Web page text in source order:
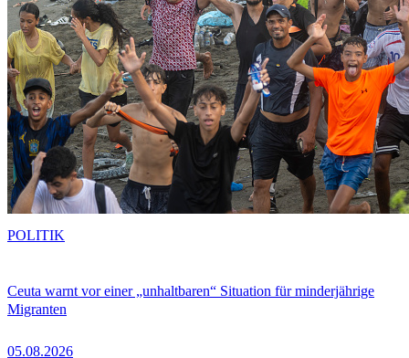
Ceuta warnt vor einer „unhaltbaren“ Situation für minderjährige
Migranten
05.08.2026
POLITIK